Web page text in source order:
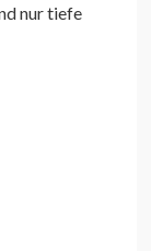
nur tiefe